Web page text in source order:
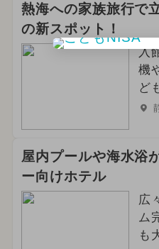
熱海への家族旅行で
の新スポット！
入
機
ど
屋内プールや海水浴
ー向けホテル
広
ム
も